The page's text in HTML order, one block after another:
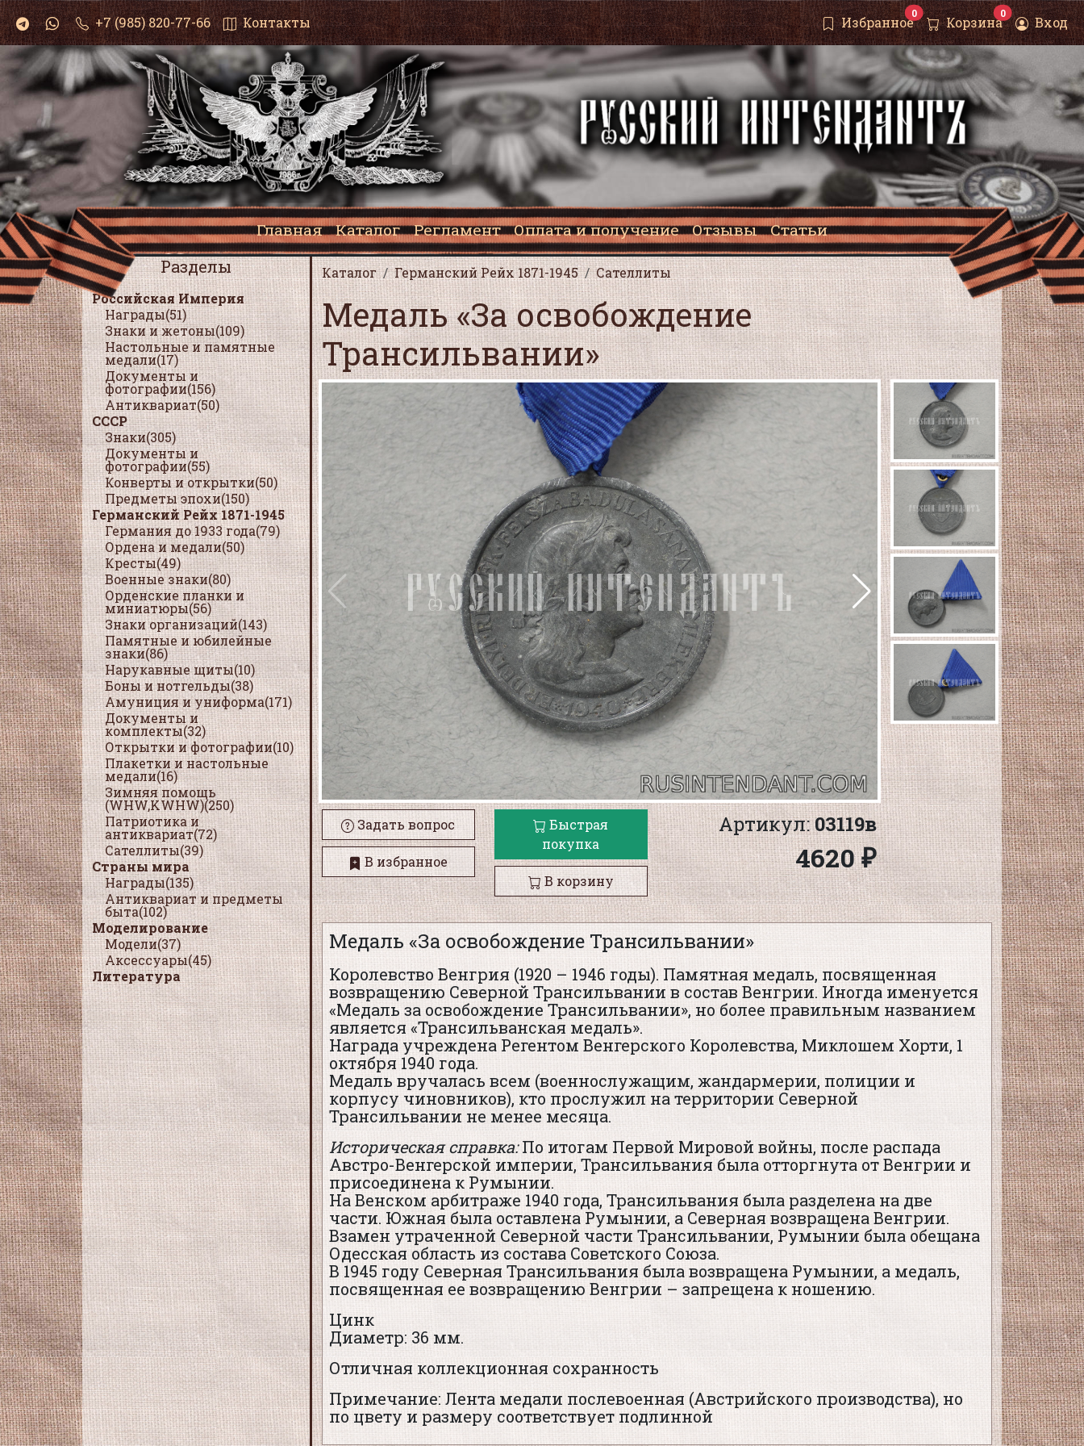
+7 (985) 820-77-66 Контакты Избранное
0
Корзина
0
Вход
Главная Каталог Регламент Оплата и получение Отзывы Статьи
Разделы
Российская Империя
Награды(51)
Знаки и жетоны(109)
Настольные и памятные
медали(17)
Документы и
фотографии(156)
Антиквариат(50)
СССР
Знаки(305)
Документы и
фотографии(55)
Конверты и открытки(50)
Предметы эпохи(150)
Германский Рейх 1871-1945
Германия до 1933 года(79)
Ордена и медали(50)
Кресты(49)
Военные знаки(80)
Орденские планки и
миниатюры(56)
Знаки организаций(143)
Памятные и юбилейные
знаки(86)
Нарукавные щиты(10)
Боны и нотгельды(38)
Амуниция и униформа(171)
Документы и
комплекты(32)
Открытки и фотографии(10)
Плакетки и настольные
медали(16)
Зимняя помощь
(WHW,KWHW)(250)
Патриотика и
антиквариат(72)
Сателлиты(39)
Страны мира
Награды(135)
Антиквариат и предметы
быта(102)
Моделирование
Модели(37)
Аксессуары(45)
Литература
Каталог Германский Рейх 1871-1945 Сателлиты
Медаль «За освобождение
Трансильвании»
Задать вопрос
В избранное
Быстрая
покупка
В корзину
Артикул:03119в
4620 ₽
Медаль «За освобождение Трансильвании»
Королевство Венгрия (1920 – 1946 годы). Памятная медаль, посвященная
возвращению Северной Трансильвании в состав Венгрии. Иногда именуется
«Медаль за освобождение Трансильвании», но более правильным названием
является «Трансильванская медаль».
Награда учреждена Регентом Венгерского Королевства, Миклошем Хорти, 1
октября 1940 года.
Медаль вручалась всем (военнослужащим, жандармерии, полиции и
корпусу чиновников), кто прослужил на территории Северной
Трансильвании не менее месяца.
Историческая справка:По итогам Первой Мировой войны, после распада
Австро-Венгерской империи, Трансильвания была отторгнута от Венгрии и
присоединена к Румынии.
На Венском арбитраже 1940 года, Трансильвания была разделена на две
части. Южная была оставлена Румынии, а Северная возвращена Венгрии.
Взамен утраченной Северной части Трансильвании, Румынии была обещана
Одесская область из состава Советского Союза.
В 1945 году Северная Трансильвания была возвращена Румынии, а медаль,
посвященная ее возвращению Венгрии – запрещена к ношению.
Цинк
Диаметр: 36 мм.
Отличная коллекционная сохранность
Примечание: Лента медали послевоенная (Австрийского производства), но
по цвету и размеру соответствует подлинной